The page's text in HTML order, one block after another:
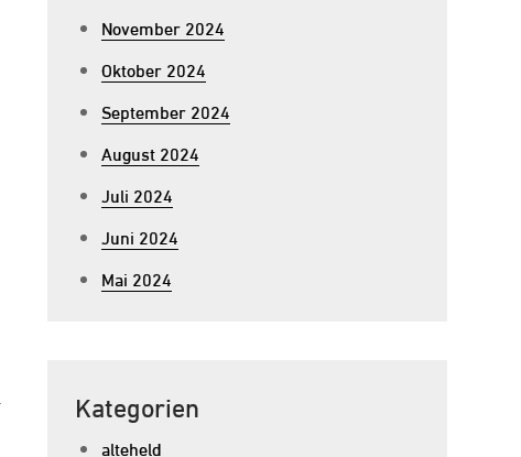
November 2024
Oktober 2024
September 2024
August 2024
Juli 2024
Juni 2024
Mai 2024
Kategorien
alteheld